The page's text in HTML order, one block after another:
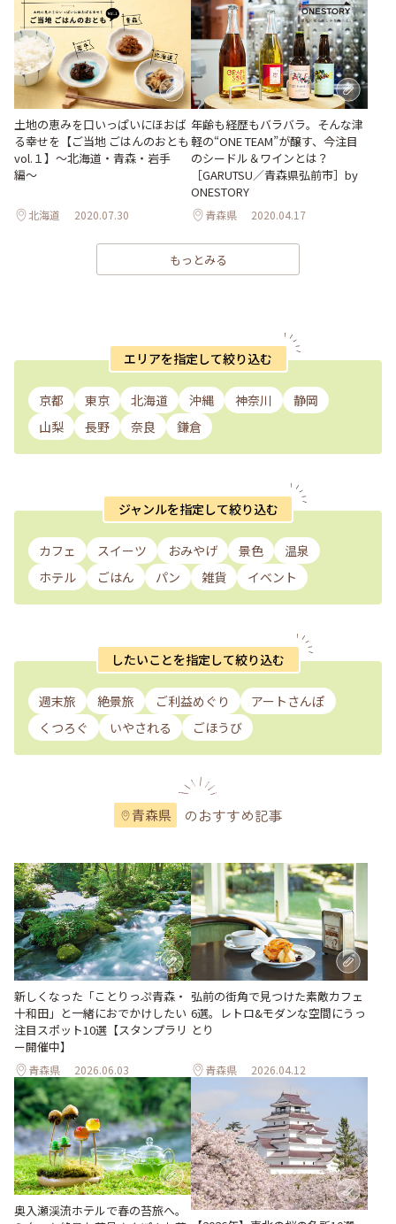
土地の恵みを口いっぱいにほおば
る幸せを【ご当地 ごはんのおとも
vol.１】〜北海道・青森・岩手
編〜
北海道 2020.07.30
年齢も経歴もバラバラ。そんな津
軽の“ONE TEAM”が醸す、今注目
のシードル＆ワインとは？
［GARUTSU／青森県弘前市］by
ONESTORY
青森県 2020.04.17
もっとみる
エリアを指定して絞り込む
京都 東京 北海道 沖縄 神奈川
静岡
山梨
長野 奈良 鎌倉
ジャンルを指定して絞り込む
カフェ スイーツ おみやげ 景色
温泉
ホテル
ごはん パン 雑貨 イベント
したいことを指定して絞り込む
週末旅 絶景旅 ご利益めぐり
アートさんぽ
くつろぐ
いやされる ごほうび
青森県 のおすすめ記事
新しくなった「ことりっぷ青森・
十和田」と一緒におでかけしたい
注目スポット10選【スタンプラリ
ー開催中】
青森県 2026.06.03
弘前の街角で見つけた素敵カフェ
6選。レトロ&モダンな空間にうっ
とり
青森県 2026.04.12
奥入瀬渓流ホテルで春の苔旅へ。